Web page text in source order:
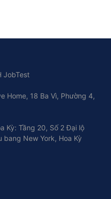
JobTest
Home, 18 Ba Vì, Phường 4,
Kỳ: Tầng 20, Số 2 Đại lộ
bang New York, Hoa Kỳ